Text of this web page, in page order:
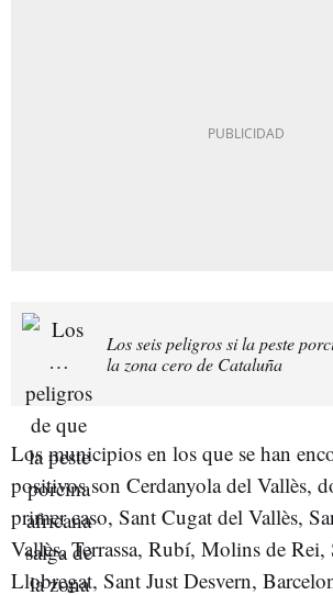
Los seis peligros si la peste
la zona cero de Cataluña
Los municipios en los que se han
positivos son Cerdanyola del Vallès,
primer caso, Sant Cugat del Vallès,
Vallès, Terrassa, Rubí, Molins de
Llobregat, Sant Just Desvern,